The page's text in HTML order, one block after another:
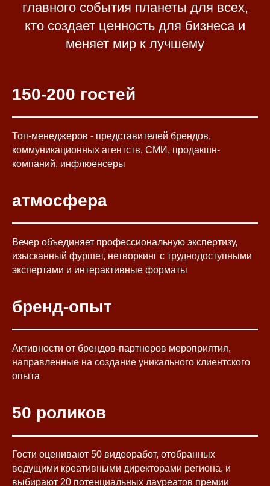
главного события планеты для всех,
кто создает ценность для бизнеса и
меняет мир к лучшему
150-200 гостей
Топ-менеджеров - представителей брендов,
коммуникационных агентств, СМИ, продакшн-
компаний, инфлюенсеры
атмосфера
Вечер объединяет профессиональную экспертизу,
изысканный фуршет, нетворкинг с труднодоступными
экспертами и интерактивные форматы
бренд-опыт
Активности от брендов-партнеров мероприятия,
направленные на создание уникального клиентского
опыта
50 роликов
Гости оценивают 50 видеоработ, отобранных
ведущими креативными директорами региона, и
выбирают 20 потенциальных лауреатов премии